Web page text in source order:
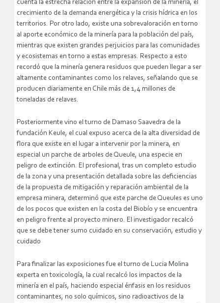
cuenta la estrecha relación entre la expansión de la minería, el
crecimiento de la demanda energética y la crisis hídrica en los
territorios. Por otro lado, existe una sobrevaloración en torno
al aporte económico de la minería para la población del país,
mientras que existen grandes perjuicios para las comunidades
y ecosistemas en torno a estas empresas. Respecto a esto
recordó que la minería genera residuos que pueden llegar a ser
altamente contaminantes como los relaves, señalando que se
producen diariamente en Chile más de 1,4 millones de
toneladas de relaves.
Posteriormente vino el turno de Damaso Saavedra de la
fundación Keule, el cual expuso acerca de la alta diversidad de
flora que existe en el lugar a intervenir por la minera, en
especial un parche de arboles de Queule, una especie en
peligro de extinción. El profesional, tras un completo estudio
de la zona y una presentación detallada sobre las deficiencias
de la propuesta de mitigación y reparación ambiental de la
empresa minera, determinó que este parche de Queules es uno
de los pocos que existen en la costa del Biobío y se encuentra
en peligro frente al proyecto minero. El investigador recalcó
que se debe tener sumo cuidado en su conservación, estudio y
cuidado
Para finalizar las exposiciones fue el turno de Lucia Molina
experta en toxicología, la cual recalcó los impactos de la
minería en el país, haciendo especial énfasis en los residuos
contaminantes, no solo químicos, sino radioactivos de la